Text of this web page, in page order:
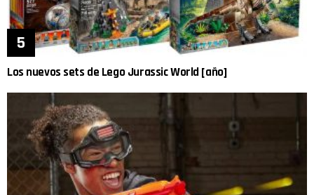
Los nuevos sets de Lego Jurassic World [año]